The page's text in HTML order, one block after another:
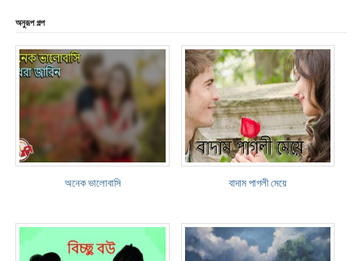
অনুরূপ গল্প
অনেক ভালোবাসি বাদাম পাগলী মেয়ে